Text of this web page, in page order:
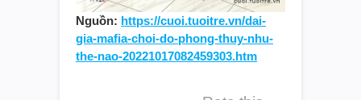
Nguồn: https://cuoi.tuoitre.vn/dai-
gia-mafia-choi-do-phong-thuy-nhu-
the-nao-20221017082459303.htm